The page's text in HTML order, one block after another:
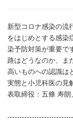
新型コロナ感染の流
をはじめとする感染
染予防対策が重要で
路はどうなのか、ま
高いものへの認識は
実態と小児科医の見
表取締役：五條 寿朗